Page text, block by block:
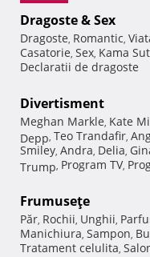
Dragoste & Sex
Dragoste, Romantic,
Casatorie, Sex, Kama
Declaratii de dragoste
Divertisment
Meghan Markle, Kate
Depp, Teo Trandafir,
Smiley, Andra, Delia,
Trump, Program TV,
Frumuseţe
Păr, Rochii, Unghii,
Manichiura, Sampon,
Tratament celulita,